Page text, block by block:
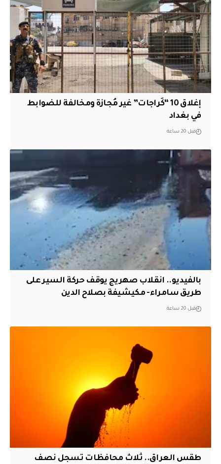
إغلاق 10 “كَراجات” غير مُجازة ومخالفة للضوابط
في بغداد
قبل 20 ساعة
بالفيديو.. انقلاب صهريج يوقف حركة السير على
طريق سامراء- مكيشيفة بصلاح الدين
قبل 20 ساعة
طقس العراق.. ثلاث محافظات تسجل نصف